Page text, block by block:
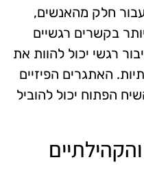
חלק מהאנשים,
בקשרים רגשיים
רגשי יכול להוות את
האתגרים הפיזיים
הפתוח יכול להוביל